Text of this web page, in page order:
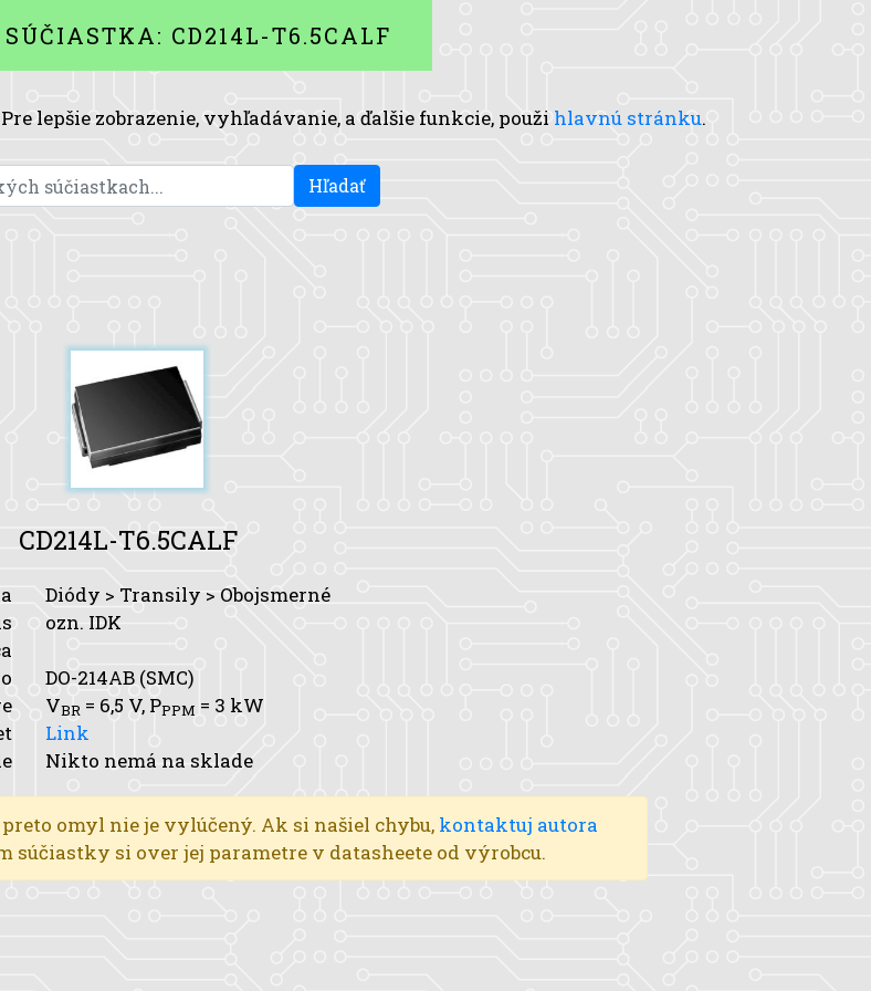
CD214L-T6.5CALF
lepšie zobrazenie, vyhľadávanie, a ďalšie funkcie, použi hlavnú stránku.
Hľadať
CD214L-T6.5CALF
Diódy > Transily > Obojsmerné
ozn. IDK
DO-214AB (SMC)
VBR = 6,5 V, PPPM = 3 kW
Link
Nikto nemá na sklade
omyl nie je vylúčený. Ak si našiel chybu, kontaktuj autora
súčiastky si over jej parametre v datasheete od výrobcu.